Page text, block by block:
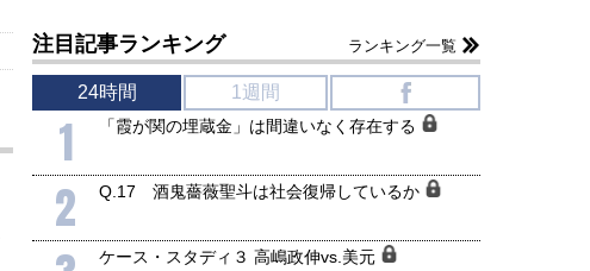
注目記事ランキング ランキング一覧
24時間 1週間
1 「霞が関の埋蔵金」は間違いなく存在する
2 Q.17 酒鬼薔薇聖斗は社会復帰しているか
ケース・スタディ３ 高嶋政伸vs.美元